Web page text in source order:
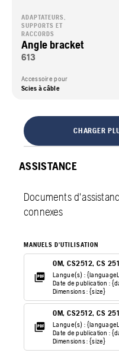
ADAPTATEURS,
SUPPORTS ET
RACCORDS
Angle bracket
613
Accessoire pour
Scies à câble
CHARGER
ASSISTANCE
Documents
connexes
MANUELS D'UTILISATION
OM, CS2512, CS
Langue(s) :
Date de publication :
Dimensions : {size}
OM, CS2512, CS
Langue(s) :
Date de publication :
Dimensions : {size}